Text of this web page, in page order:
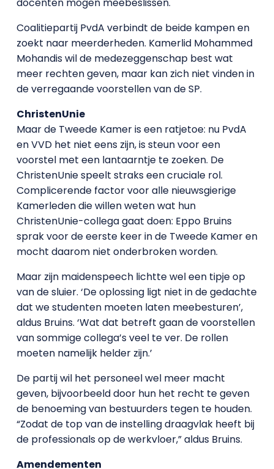
Coalitiepartij PvdA verbindt de beide kampen en
zoekt naar meerderheden. Kamerlid Mohammed
Mohandis wil de medezeggenschap best wat
meer rechten geven, maar kan zich niet vinden in
de verregaande voorstellen van de SP.
ChristenUnie
Maar de Tweede Kamer is een ratjetoe: nu PvdA
en VVD het niet eens zijn, is steun voor een
voorstel met een lantaarntje te zoeken. De
ChristenUnie speelt straks een cruciale rol.
Complicerende factor voor alle nieuwsgierige
Kamerleden die willen weten wat hun
ChristenUnie-collega gaat doen: Eppo Bruins
sprak voor de eerste keer in de Tweede Kamer en
mocht daarom niet onderbroken worden.
Maar zijn maidenspeech lichtte wel een tipje op
van de sluier. ‘De oplossing ligt niet in de gedachte
dat we studenten moeten laten meebesturen’,
aldus Bruins. ‘Wat dat betreft gaan de voorstellen
van sommige collega’s veel te ver. De rollen
moeten namelijk helder zijn.’
De partij wil het personeel wel meer macht
geven, bijvoorbeeld door hun het recht te geven
de benoeming van bestuurders tegen te houden.
“Zodat de top van de instelling draagvlak heeft bij
de professionals op de werkvloer,” aldus Bruins.
Amendementen